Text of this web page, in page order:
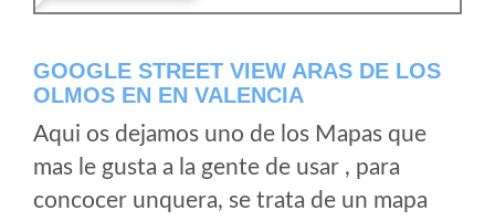
GOOGLE STREET VIEW ARAS DE LOS
OLMOS EN EN VALENCIA
Aqui os dejamos uno de los Mapas que
mas le gusta a la gente de usar , para
concocer unquera, se trata de un mapa